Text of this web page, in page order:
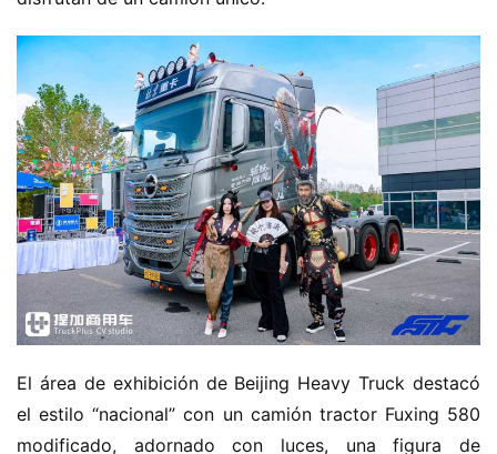
El área de exhibición de Beijing Heavy Truck destacó
el estilo “nacional” con un camión tractor Fuxing 580
modificado, adornado con luces, una figura de